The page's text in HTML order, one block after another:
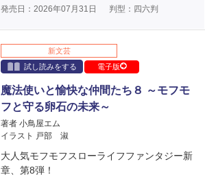
発売日：2026年07月31日
判型：四六判
新文芸
試し読みをする
電子版
魔法使いと愉快な仲間たち８ ～モフモ
フと守る卵石の未来～
著者 小鳥屋エム
イラスト 戸部 淑
大人気モフモフスローライフファンタジー新
章、第8弾！